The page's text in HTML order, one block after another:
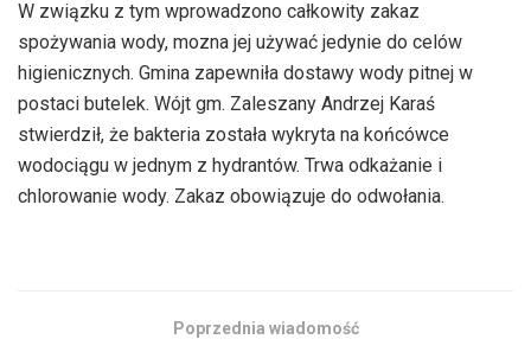
W związku z tym wprowadzono całkowity zakaz
spożywania wody, mozna jej używać jedynie do celów
higienicznych. Gmina zapewniła dostawy wody pitnej w
postaci butelek. Wójt gm. Zaleszany Andrzej Karaś
stwierdził, że bakteria została wykryta na końcówce
wodociągu w jednym z hydrantów. Trwa odkażanie i
chlorowanie wody. Zakaz obowiązuje do odwołania.
Poprzednia wiadomość